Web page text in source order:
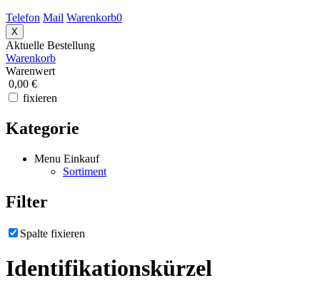
Telefon Mail Warenkorb0
X
Aktuelle Bestellung
Warenkorb
Warenwert
0,00 €
fixieren
Kategorie
Menu Einkauf
Sortiment
Filter
Spalte fixieren
Identifikationskürzel